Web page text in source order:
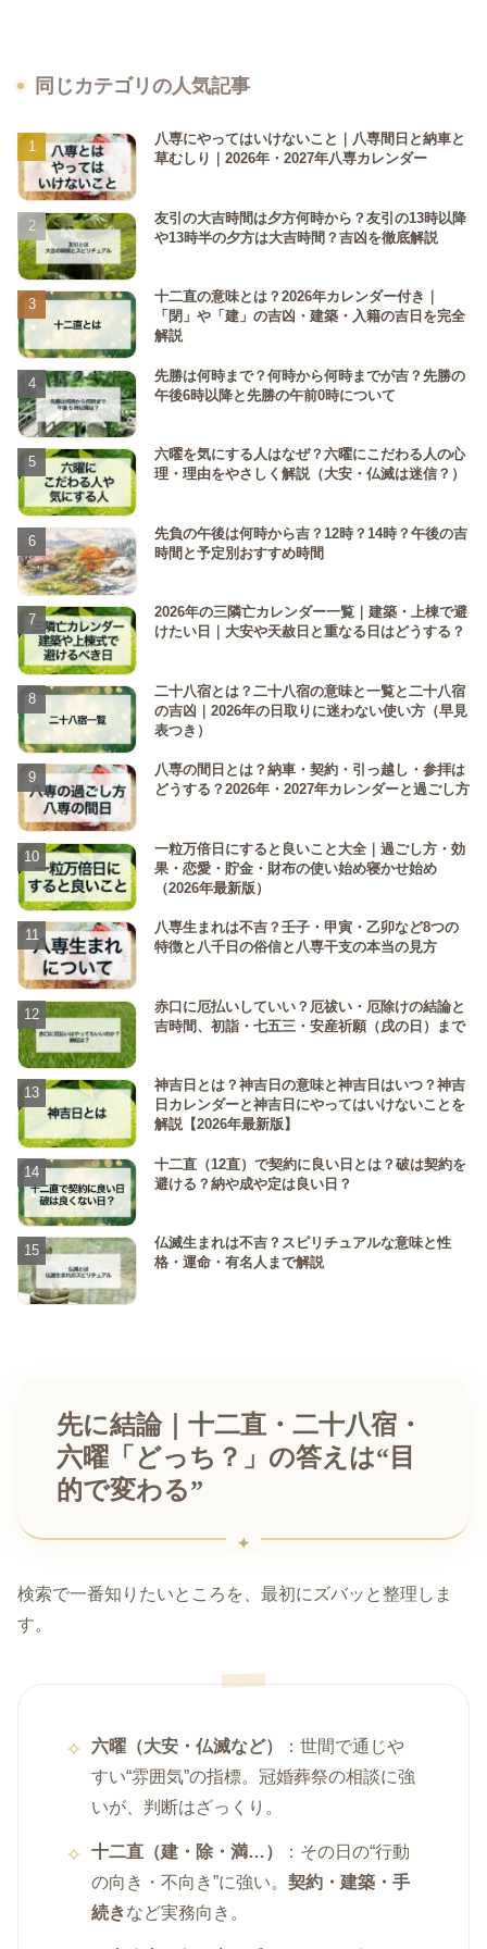
同じカテゴリの人気記事
八専にやってはいけないこと｜八専間日と納車と
草むしり｜2026年・2027年八専カレンダー
友引の大吉時間は夕方何時から？友引の13時以降
や13時半の夕方は大吉時間？吉凶を徹底解説
十二直の意味とは？2026年カレンダー付き｜
「閉」や「建」の吉凶・建築・入籍の吉日を完全
解説
先勝は何時まで？何時から何時までが吉？先勝の
午後6時以降と先勝の午前0時について
六曜を気にする人はなぜ？六曜にこだわる人の心
理・理由をやさしく解説（大安・仏滅は迷信？）
先負の午後は何時から吉？12時？14時？午後の吉
時間と予定別おすすめ時間
2026年の三隣亡カレンダー一覧｜建築・上棟で避
けたい日｜大安や天赦日と重なる日はどうする？
二十八宿とは？二十八宿の意味と一覧と二十八宿
の吉凶｜2026年の日取りに迷わない使い方（早見
表つき）
八専の間日とは？納車・契約・引っ越し・参拝は
どうする？2026年・2027年カレンダーと過ごし方
一粒万倍日にすると良いこと大全｜過ごし方・効
果・恋愛・貯金・財布の使い始め寝かせ始め
（2026年最新版）
八専生まれは不吉？壬子・甲寅・乙卯など8つの
特徴と八千日の俗信と八専干支の本当の見方
赤口に厄払いしていい？厄祓い・厄除けの結論と
吉時間、初詣・七五三・安産祈願（戌の日）まで
神吉日とは？神吉日の意味と神吉日はいつ？神吉
日カレンダーと神吉日にやってはいけないことを
解説【2026年最新版】
十二直（12直）で契約に良い日とは？破は契約を
避ける？納や成や定は良い日？
仏滅生まれは不吉？スピリチュアルな意味と性
格・運命・有名人まで解説
先に結論｜十二直・二十八宿・
六曜「どっち？」の答えは“目
的で変わる”
検索で一番知りたいところを、最初にズバッと整理しま
す。
六曜（大安・仏滅など）
：世間で通じや
すい“雰囲気”の指標。冠婚葬祭の相談に強
いが、判断はざっくり。
十二直（建・除・満…）
：その日の“行動
の向き・不向き”に強い。契約・建築・手
続きなど実務向き。